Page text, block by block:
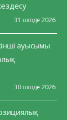
31 шілде 2026
ауысымы
30 шілде 2026